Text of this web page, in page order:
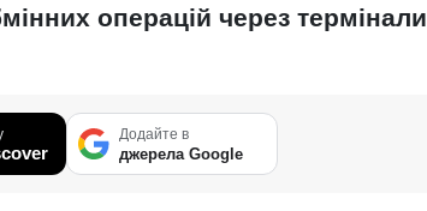
операцій через термінали
Додайте в
джерела Google